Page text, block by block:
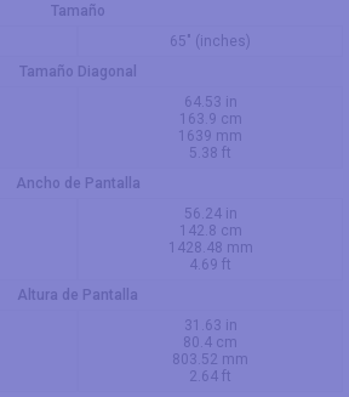
Tamaño
65" (inches)
Tamaño Diagonal
64.53 in
163.9 cm
1639 mm
5.38 ft
Ancho de Pantalla
56.24 in
142.8 cm
1428.48 mm
4.69 ft
Altura de Pantalla
31.63 in
80.4 cm
803.52 mm
2.64 ft